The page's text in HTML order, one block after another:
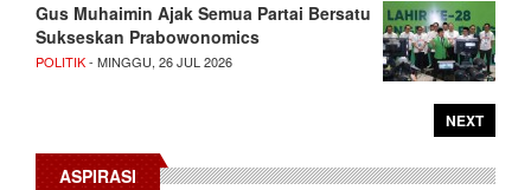
Gus Muhaimin Ajak Semua Partai Bersatu
Sukseskan Prabowonomics
POLITIK- MINGGU, 26 JUL 2026
NEXT
ASPIRASI